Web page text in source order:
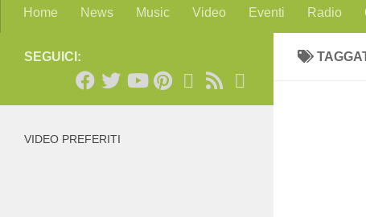
Home News Music Video Eventi Radio
SEGUICI:
VIDEO PREFERITI